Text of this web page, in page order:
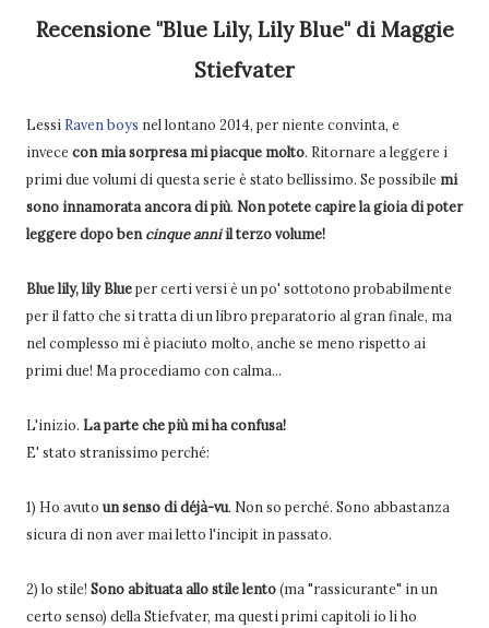
Recensione "Blue Lily, Lily Blue" di Maggie
Stiefvater
Lessi Raven boys nel lontano 2014, per niente convinta, e
invececon mia sorpresa mi piacque molto. Ritornare a leggere i
primi due volumi di questa serie è stato bellissimo. Se possibile mi
sono innamorata ancora di più. Non potete capire la gioia di poter
leggere dopo ben cinque anniil terzo volume!
Blue lily, lily Blueper certi versi è un po' sottotono probabilmente
per il fatto che si tratta di un libro preparatorio al gran finale, ma
nel complesso mi è piaciuto molto, anche se meno rispetto ai
primi due! Ma procediamo con calma...
L'inizio. La parte che più mi ha confusa!
E' stato stranissimo perché:
1) Ho avuto un senso di déjà-vu. Non so perché. Sono abbastanza
sicura di non aver mai letto l'incipit in passato.
2) lo stile! Sono abituata allo stilelento(ma "rassicurante" in un
certo senso) della Stiefvater, ma questi primi capitoli io li ho